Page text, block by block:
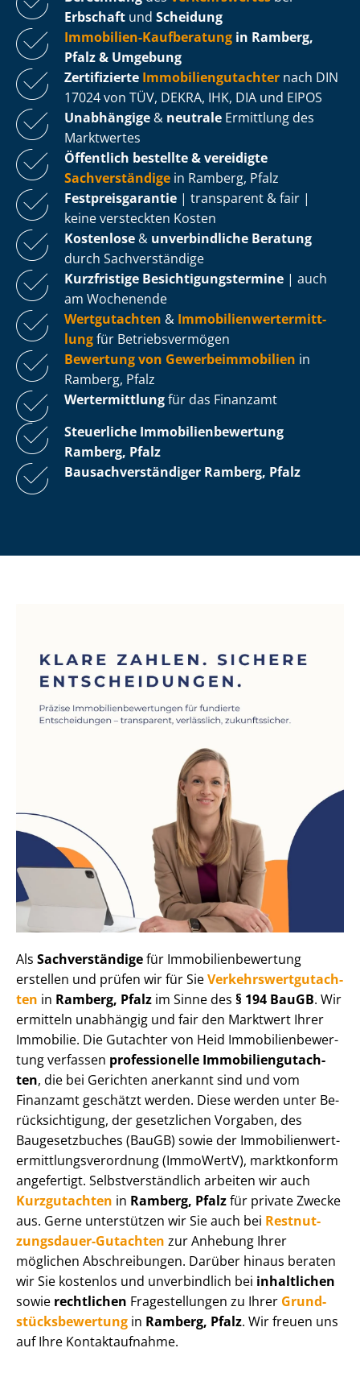
Erbschaft und Scheidung
Immobilien-Kaufberatung in Ramberg,
Pfalz & Umgebung
Zertifizierte Im­mo­bi­li­en­gut­ach­ter nach DIN
17024 von TÜV, DEKRA, IHK, DIA und EIPOS
Unabhängige & neutrale Ermittlung des
Marktwertes
Öffentlich bestellte & vereidigte
Sachverständige in Ramberg, Pfalz
Fest­preis­ga­ran­tie | transparent & fair |
keine versteckten Kosten
Kostenlose & unverbindliche Beratung
durch Sachverständige
Kurzfristige Be­sich­ti­gungs­ter­mi­ne | auch
am Wochenende
Wertgutachten & Im­mo­bi­li­en­wert­ermitt­
lungfür Be­triebs­ver­mö­gen
Bewertung von Ge­wer­be­im­mo­bi­li­en in
Ramberg, Pfalz
Wertermittlungfür das Finanzamt
Steuerliche Im­mo­bi­li­en­be­wer­tung
Ramberg, Pfalz
Bau­sach­ver­stän­di­ger Ramberg, Pfalz
Als Sachverständigefür Im­mo­bi­li­en­be­wer­tung
erstellen und prüfen wir für SieVer­kehrs­wert­gut­ach­
ten in Ramberg, Pfalz im Sinne des § 194 BauGB. Wir
ermitteln unabhängig und fair den Marktwert Ihrer
Immobilie. Die Gutachter von Heid Im­mo­bi­li­en­be­wer­
tung verfassen professionelle Im­mo­bi­li­en­gut­ach­
ten, die bei Gerichten anerkannt sind und vom
Finanzamt geschätzt werden. Diese werden unter Be­
rück­sich­ti­gung, der gesetzlichen Vorgaben, des
Baugesetzbuches (BauGB) sowie der Im­mo­bi­li­en­wert­
ermitt­lungs­ver­ord­nung (ImmoWertV), marktkonform
angefertigt. Selbst­ver­ständ­lich arbeiten wir auch
Kurzgutachten in Ramberg, Pfalzfür private Zwecke
aus. Gerne unterstützen wir Sie auch bei Rest­nut­
zungs­dau­er-Gutachten zur Anhebung Ihrer
möglichen Abschreibungen. Darüber hinaus beraten
wir Sie kostenlos und unverbindlich bei inhaltlichen
sowie rechtlichen Fragestellungen zu Ihrer Grund­
stücks­be­wer­tung in Ramberg, Pfalz. Wir freuen uns
auf Ihre Kontaktaufnahme.